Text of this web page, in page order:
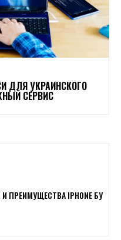
ДЛЯ УКРАИНСКОГО
СЕРВИС
ПРЕИМУЩЕСТВА IPHONE БУ